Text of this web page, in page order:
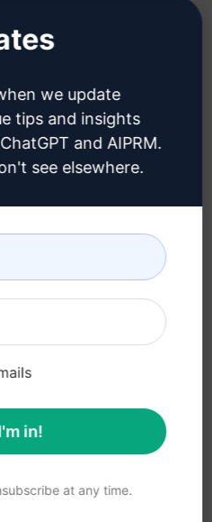
下载
谷歌浏览器 (en)
trademarks are the
names are registered
we update
tips and insights
and AIPRM.
see elsewhere.
in!
at any time.